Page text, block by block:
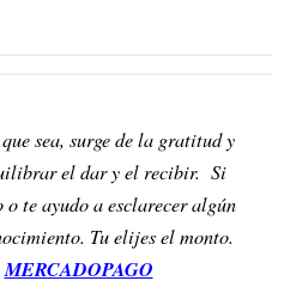
sea, surge de la gratitud y
el dar y el recibir. Si
te ayudo a esclarecer algún
Tu elijes el monto.
MERCADOPAGO